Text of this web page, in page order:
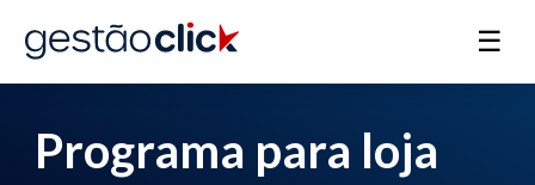
☰
Programa para loja